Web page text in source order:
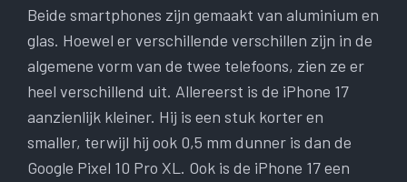
Beide smartphones zijn gemaakt van aluminium en
glas. Hoewel er verschillende verschillen zijn in de
algemene vorm van de twee telefoons, zien ze er
heel verschillend uit. Allereerst is de iPhone 17
aanzienlijk kleiner. Hij is een stuk korter en
smaller, terwijl hij ook 0,5 mm dunner is dan de
Google Pixel 10 Pro XL. Ook is de iPhone 17 een